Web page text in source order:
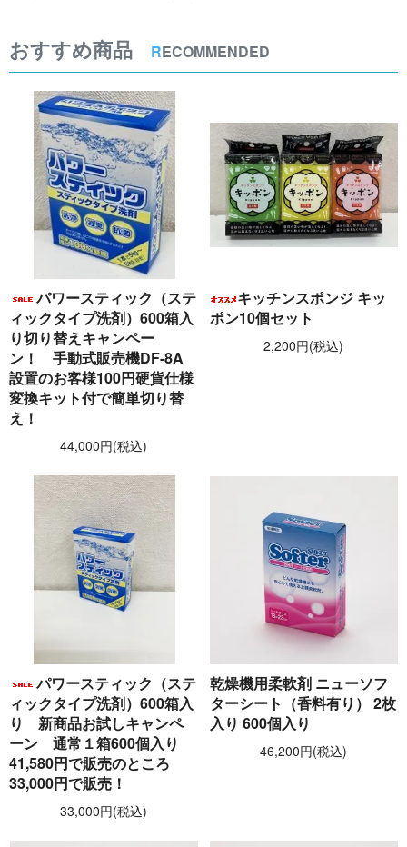
おすすめ商品 RECOMMENDED
パワースティック（ステ
ィックタイプ洗剤）600箱入
り切り替えキャンペー
ン！ 手動式販売機DF-8A
設置のお客様100円硬貨仕様
変換キット付で簡単切り替
え！
44,000円(税込)
キッチンスポンジ キッ
ポン10個セット
2,200円(税込)
パワースティック（ステ
ィックタイプ洗剤）600箱入
り 新商品お試しキャンペ
ーン 通常１箱600個入り
41,580円で販売のところ
33,000円で販売！
33,000円(税込)
乾燥機用柔軟剤 ニューソフ
ターシート（香料有り） 2枚
入り 600個入り
46,200円(税込)